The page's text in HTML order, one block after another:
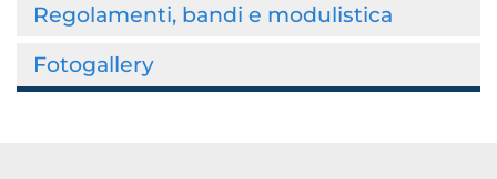
Regolamenti, bandi e modulistica
Fotogallery